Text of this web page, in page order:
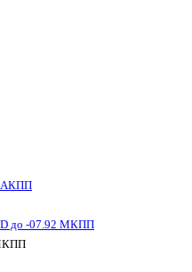
АКПП
до -07.92 МКПП